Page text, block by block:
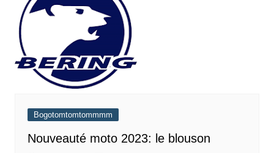
Bogotomtomtommmm
Nouveauté moto 2023: le blouson